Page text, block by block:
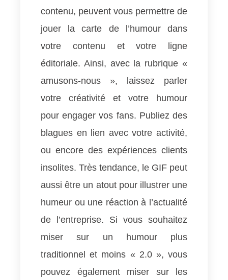
contenu, peuvent vous permettre de
jouer la carte de l’humour dans
votre contenu et votre ligne
éditoriale. Ainsi, avec la rubrique «
amusons-nous », laissez parler
votre créativité et votre humour
pour engager vos fans. Publiez des
blagues en lien avec votre activité,
ou encore des expériences clients
insolites. Très tendance, le GIF peut
aussi être un atout pour illustrer une
humeur ou une réaction à l’actualité
de l’entreprise. Si vous souhaitez
miser sur un humour plus
traditionnel et moins « 2.0 », vous
pouvez également miser sur les